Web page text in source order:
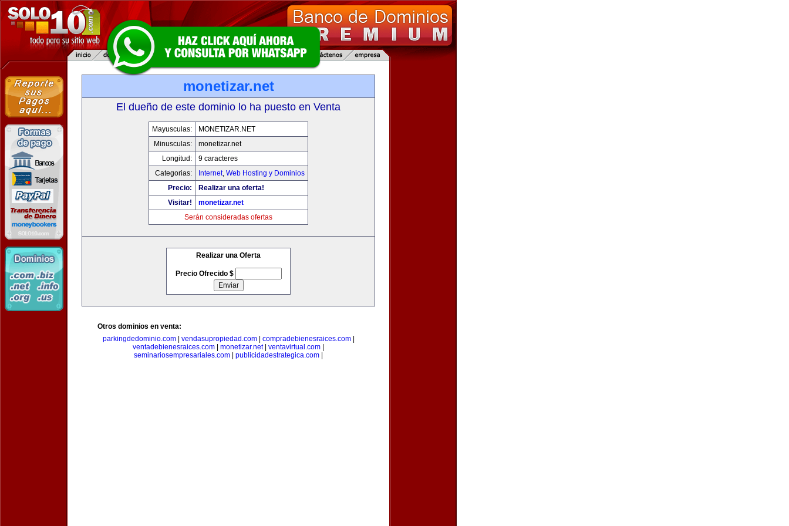
monetizar.net
El dueño de este dominio lo ha puesto en Venta
Mayusculas:
MONETIZAR.NET
Minusculas:
monetizar.net
Longitud:
9 caracteres
Categorias:
Internet, Web Hosting y Dominios
Precio:
Realizar una oferta!
Visitar!
monetizar.net
Serán consideradas ofertas
Realizar una Oferta
Precio Ofrecido $
Otros dominios en venta:
parkingdedominio.com| vendasupropiedad.com| compradebienesraices.com|
ventadebienesraices.com
monetizar.net| ventavirtual.com
seminariosempresariales.com
publicidadestrategica.com